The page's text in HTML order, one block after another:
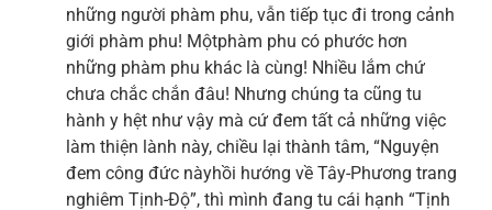
những người phàm phu, vẫn tiếp tục đi trong cảnh
giới phàm phu! Mộtphàm phu có phước hơn
những phàm phu khác là cùng! Nhiều lắm chứ
chưa chắc chắn đâu! Nhưng chúng ta cũng tu
hành y hệt như vậy mà cứ đem tất cả những việc
làm thiện lành này, chiều lại thành tâm, “Nguyện
đem công đức nàyhồi hướng về Tây-Phương trang
nghiêm Tịnh-Độ”, thì mình đang tu cái hạnh “Tịnh